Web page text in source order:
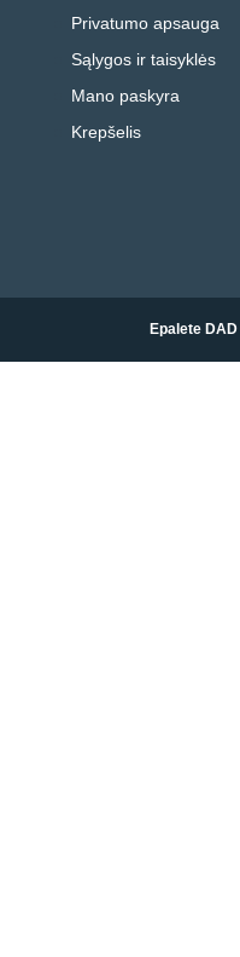
Privatumo apsauga
Sąlygos ir taisyklės
Mano paskyra
Krepšelis
Epalete DAD